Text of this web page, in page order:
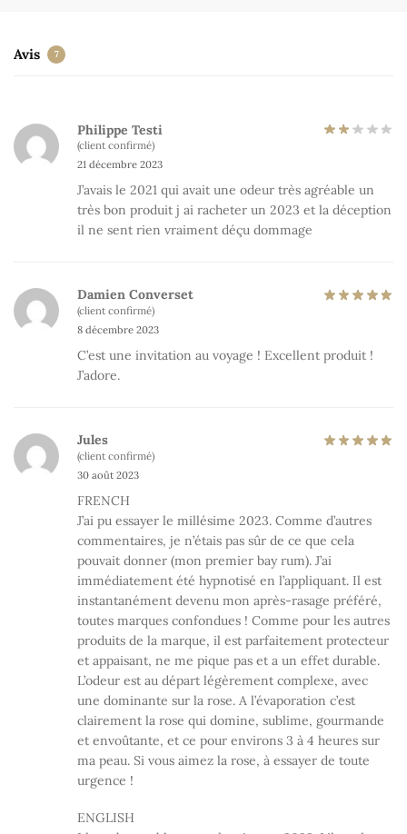
Avis 7
Philippe Testi
(client confirmé)
21 décembre 2023
J’avais le 2021 qui avait une odeur très agréable un
très bon produit j ai racheter un 2023 et la déception
il ne sent rien vraiment déçu dommage
Damien Converset
(client confirmé)
8 décembre 2023
C’est une invitation au voyage ! Excellent produit !
J’adore.
Jules
(client confirmé)
30 août 2023
FRENCH
J’ai pu essayer le millésime 2023. Comme d’autres
commentaires, je n’étais pas sûr de ce que cela
pouvait donner (mon premier bay rum). J’ai
immédiatement été hypnotisé en l’appliquant. Il est
instantanément devenu mon après-rasage préféré,
toutes marques confondues ! Comme pour les autres
produits de la marque, il est parfaitement protecteur
et appaisant, ne me pique pas et a un effet durable.
L’odeur est au départ légèrement complexe, avec
une dominante sur la rose. A l’évaporation c’est
clairement la rose qui domine, sublime, gourmande
et envoûtante, et ce pour environs 3 à 4 heures sur
ma peau. Si vous aimez la rose, à essayer de toute
urgence !
ENGLISH